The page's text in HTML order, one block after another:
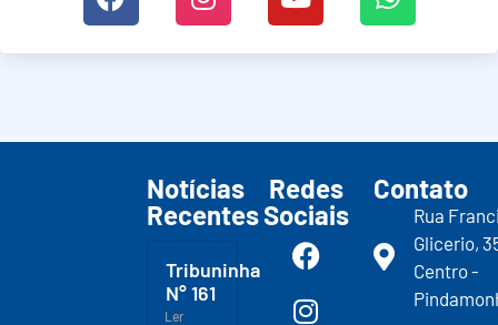
Notícias
Recentes
Tribuninha
N° 161
Ler
Redes
Sociais
Contato
Rua
Glicerio,
Centro -